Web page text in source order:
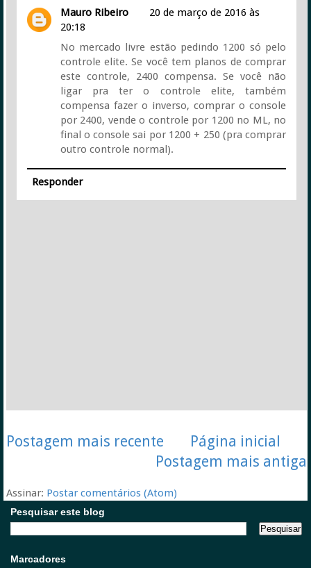
Mauro Ribeiro
20 de março de 2016 às
20:18
No mercado livre estão pedindo 1200 só pelo
controle elite. Se você tem planos de comprar
este controle, 2400 compensa. Se você não
ligar pra ter o controle elite, também
compensa fazer o inverso, comprar o console
por 2400, vende o controle por 1200 no ML, no
final o console sai por 1200 + 250 (pra comprar
outro controle normal).
Responder
Postagem mais recente
Postagem mais antiga
Página inicial
Assinar: Postar comentários (Atom)
Pesquisar este blog
Marcadores